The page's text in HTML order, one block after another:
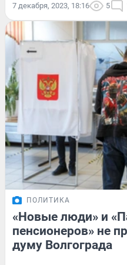
7 декабря, 2023, 18:16 5
ПОЛИТИКА
«Новые люди» и
пенсионеров» не
думу Волгограда